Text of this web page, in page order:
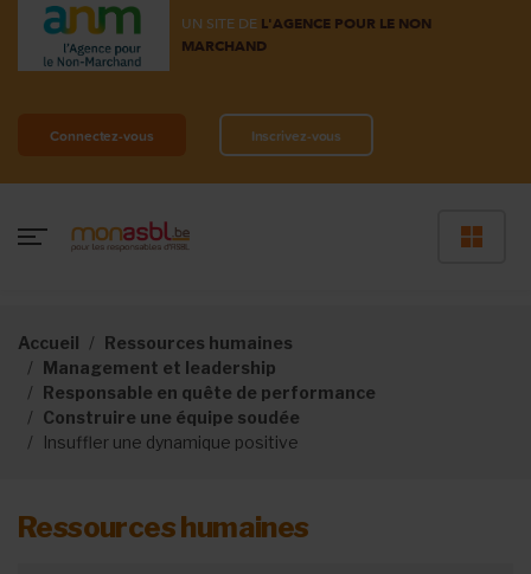
UN SITE DE L'AGENCE POUR LE NON
MARCHAND
Connectez-vous Inscrivez-vous
Accueil
Ressources humaines
Management et leadership
Responsable en quête de performance
Construire une équipe soudée
Insuffler une dynamique positive
Ressources humaines